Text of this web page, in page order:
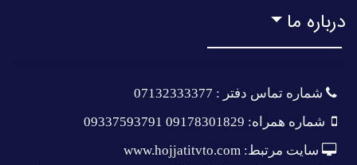
درباره ما
شماره تماس دفتر : 07132333377
شماره همراه: 09178301829 09337593791
سایت مرتبط: www.hojjatitvto.com